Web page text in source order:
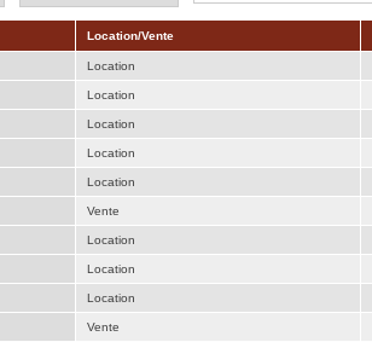
Location/Vente
Location
Location
Location
Location
Location
Vente
Location
Location
Location
Vente